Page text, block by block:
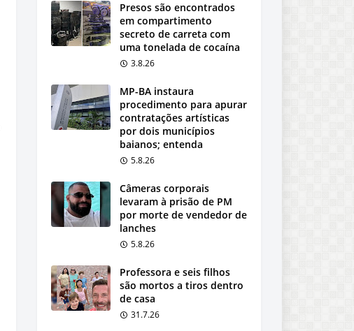
Presos são encontrados
em compartimento
secreto de carreta com
uma tonelada de cocaína
3.8.26
MP-BA instaura
procedimento para apurar
contratações artísticas
por dois municípios
baianos; entenda
5.8.26
Câmeras corporais
levaram à prisão de PM
por morte de vendedor de
lanches
5.8.26
Professora e seis filhos
são mortos a tiros dentro
de casa
31.7.26